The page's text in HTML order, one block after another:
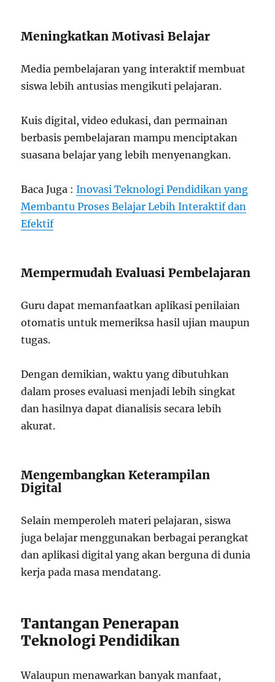
Meningkatkan Motivasi Belajar
Media pembelajaran yang interaktif membuat
siswa lebih antusias mengikuti pelajaran.
Kuis digital, video edukasi, dan permainan
berbasis pembelajaran mampu menciptakan
suasana belajar yang lebih menyenangkan.
Baca Juga :Inovasi Teknologi Pendidikan yang
Membantu Proses Belajar Lebih Interaktif dan
Efektif
Mempermudah Evaluasi Pembelajaran
Guru dapat memanfaatkan aplikasi penilaian
otomatis untuk memeriksa hasil ujian maupun
tugas.
Dengan demikian, waktu yang dibutuhkan
dalam proses evaluasi menjadi lebih singkat
dan hasilnya dapat dianalisis secara lebih
akurat.
Mengembangkan Keterampilan
Digital
Selain memperoleh materi pelajaran, siswa
juga belajar menggunakan berbagai perangkat
dan aplikasi digital yang akan berguna di dunia
kerja pada masa mendatang.
Tantangan Penerapan
Teknologi Pendidikan
Walaupun menawarkan banyak manfaat,